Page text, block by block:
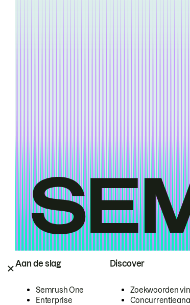
Aan de slag
Semrush One
Enterprise
Discover
Zoekwoorden